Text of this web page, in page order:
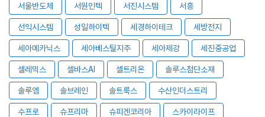
서울반도체 서원인텍 서진시스템 서흥
선익시스템 성일하이텍 세경하이테크 세방전지
세아메카닉스 세아베스틸지주 세아제강 세진중공업
셀레믹스 셀바스AI 셀트리온 솔루스첨단소재
솔루엠 솔브레인 솔트룩스 수산인더스트리
수프로 슈프리마 슈피겐코리아 스카이라이프